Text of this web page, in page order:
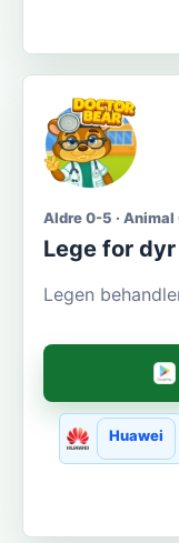
Aldre 0-5 · Animal
Lege for dyr
Legen
Huawei